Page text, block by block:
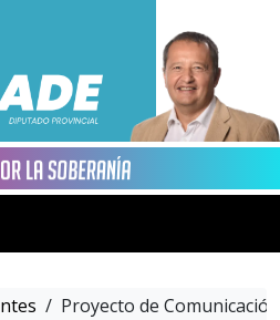
/ Proyecto de